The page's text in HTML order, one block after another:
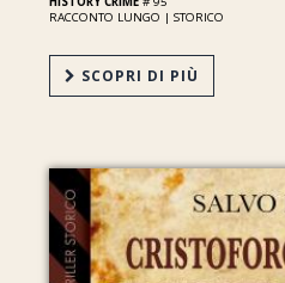
RACCONTO LUNGO |STORICO
SCOPRI DI PIÙ